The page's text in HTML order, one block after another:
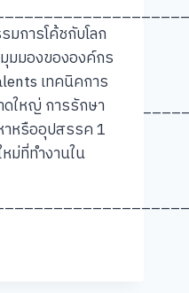
การโค้ชกับโลก
มมองขององค์กร
เทคนิคการ
ใหญ่ การรักษา
หรืออุปสรรค 1
ม่ที่ทำงานใน